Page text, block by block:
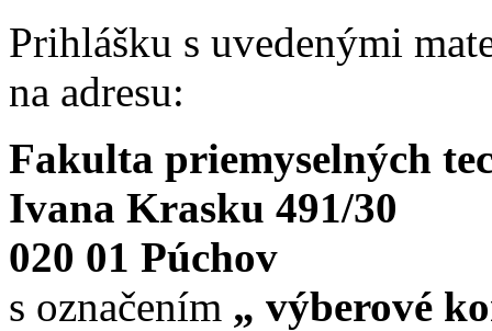
Prihlášku s uvedenými
na adresu:
Fakulta priemyselných
Ivana Krasku 491/30
020 01 Púchov
s označením „ výberové